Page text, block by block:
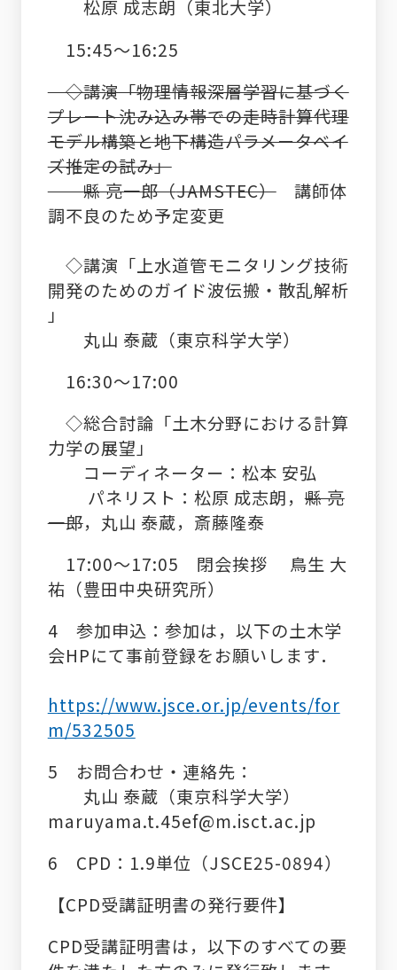
松原 成志朗（東北大学）
15:45～16:25
◇講演「物理情報深層学習に基づく
プレート沈み込み帯での走時計算代理
モデル構築と地下構造パラメータベイ
ズ推定の試み」
縣 亮一郎（JAMSTEC）講師体
調不良のため予定変更
◇講演「上水道管モニタリング技術
開発のためのガイド波伝搬・散乱解析
」
丸山 泰蔵（東京科学大学）
16:30～17:00
◇総合討論「土木分野における計算
力学の展望」
コーディネーター：松本 安弘
パネリスト： 松原 成志朗，縣 亮
一郎，丸山 泰蔵，斎藤隆泰
17:00～17:05 閉会挨拶 鳥生 大
祐（豊田中央研究所）
4 参加申込： 参加は，以下の土木学
会HPにて事前登録をお願いします．
https://www.jsce.or.jp/events/for
m/532505
5 お問合わせ・連絡先：
丸山 泰蔵（東京科学大学）
maruyama.t.45ef@m.isct.ac.jp
6 CPD：1.9単位（JSCE25-0894）
【CPD受講証明書の発行要件】
CPD受講証明書は，以下のすべての要